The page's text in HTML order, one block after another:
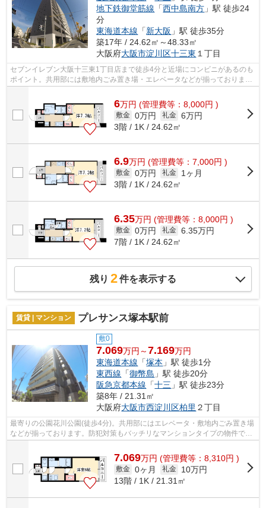
地下鉄御堂筋線 「西中島南方 」駅 徒歩24
分
東海道本線 「新大阪 」駅 徒歩35分
築17年 / 24.62㎡～48.33㎡
大阪府大阪市淀川区十三東 １丁目
セブンイレブン大阪十三東1丁目店まで徒歩4分と近場にコンビニがあるのも
ポイント。共用部には敷地内ごみ置き場・エレベータなどが揃っておりま
6万円 (管理費等：8,000円 )
敷金 0万円 礼金 6万円
3階 / 1K / 24.62㎡
6.9万円 (管理費等：7,000円 )
敷金 0万円 礼金
1ヶ月
3階 / 1K / 24.62㎡
6.35万円 (管理費等：8,000円 )
敷金 0万円 礼金 6.35万円
7階 / 1K / 24.62㎡
残り 2件を表示する
賃貸 | マンション プレサンス塚本駅前
敷0
7.069万円～7.169万円
東海道本線 「塚本 」駅 徒歩1分
東西線 「御幣島 」駅 徒歩20分
阪急京都本線 「十三 」駅 徒歩23分
築8年 / 21.31㎡
大阪府大阪市西淀川区柏里 ２丁目
最寄りの公園花川公園(徒歩4分)。共用部にはエレベータ・敷地内ごみ置き場
などが揃っております。防犯対策もバッチリなマンションタイプの物件で
7.069万円 (管理費等：8,310円 )
敷金 0ヶ月 礼金
10万円
13階 / 1K / 21.31㎡